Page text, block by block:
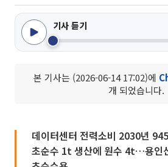
기사 듣기
본 기사는 (2026-06-14 17:02)에
개 되었습니다.
데이터센터 전력소비 2030년
초순수 1t 생산에 원수 4t…용인